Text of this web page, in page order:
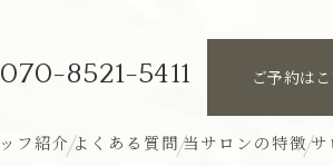
070-8521-5411 ご予約はこ
フ紹介 よくある質問 当サロンの特徴サ